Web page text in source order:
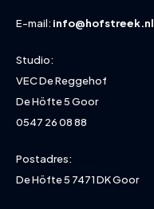
E-mail: info@hofstreek.nl
Studio:
VEC De Reggehof
De Höfte 5 Goor
0547 26 08 88
Postadres:
De Höfte 5 7471 DK Goor